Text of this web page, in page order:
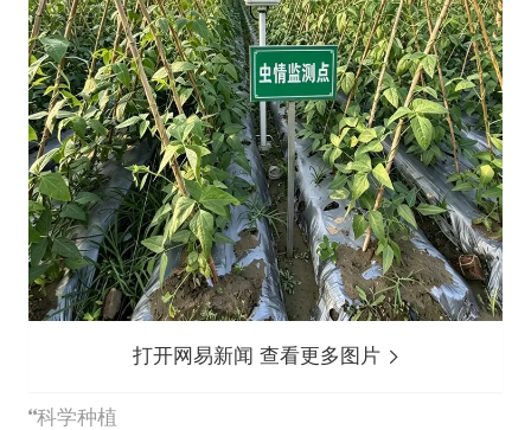
打开网易新闻 查看更多图片
科学种植